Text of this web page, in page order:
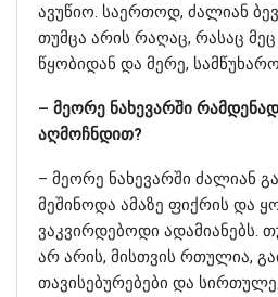
ავუწიო. საერთოდ, ძალიან
თუმცა არის რაღაც, რასაც
წყობიდან და მერე,
– მეორე ნახევარში
აღმოჩნდით?
– მეორე ნახევარში ძალიან
მეშინოდა ამაზე ფიქრის და
ვაკვირდებოდი ადამიანებს.
არ არის, მისთვის რთულია,
თავისებურებები და